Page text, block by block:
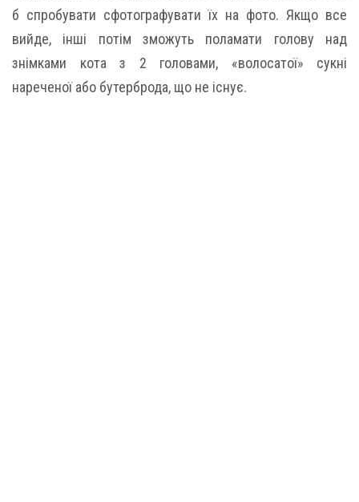
б спробувати сфотографувати їх на фото. Якщо все
вийде, інші потім зможуть поламати голову над
знімками кота з 2 головами, «волосатої» сукні
нареченої або бутерброда, що не існує.